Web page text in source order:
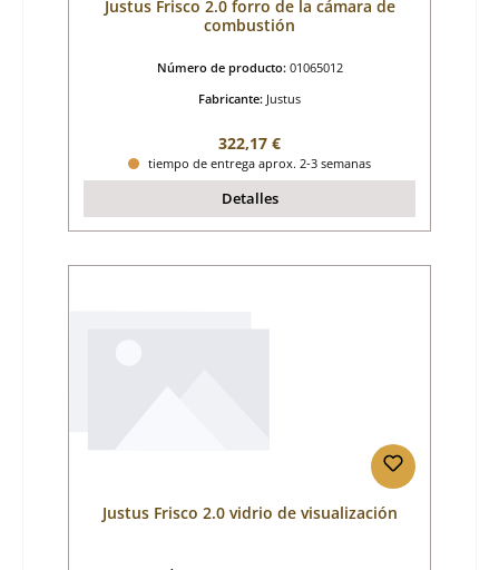
Justus Frisco 2.0 forro de la cámara de
combustión
Número de producto: 01065012
Fabricante: Justus
Precio normal:
322,17 €
tiempo de entrega aprox. 2-3 semanas
Detalles
Justus Frisco 2.0 vidrio de visualización